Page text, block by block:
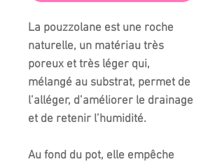
La pouzzolane est une roche
naturelle, un matériau très
poreux et très léger qui,
mélangé au substrat, permet de
l’alléger, d’améliorer le drainage
et de retenir l’humidité.
Au fond du pot, elle empêche